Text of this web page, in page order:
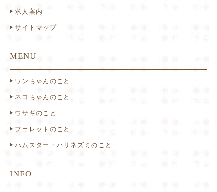
求人案内
サイトマップ
MENU
ワンちゃんのこと
ネコちゃんのこと
ウサギのこと
フェレットのこと
ハムスター・ハリネズミのこと
INFO